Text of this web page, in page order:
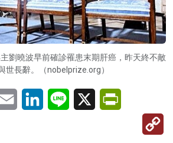
劉曉波早前確診罹患末期肝癌，昨天終不敵
世長辭。（nobelprize.org）
Email LinkedInLine X